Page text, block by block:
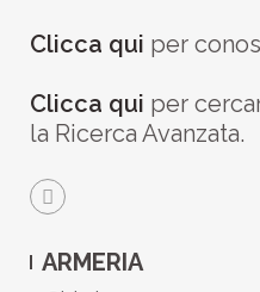
Clicca qui per
Clicca qui per
la Ricerca Avanzata.
ARMERIA